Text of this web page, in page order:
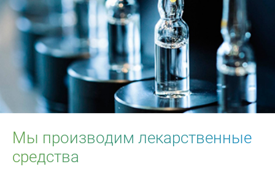
Мы производим лекарственные
средства